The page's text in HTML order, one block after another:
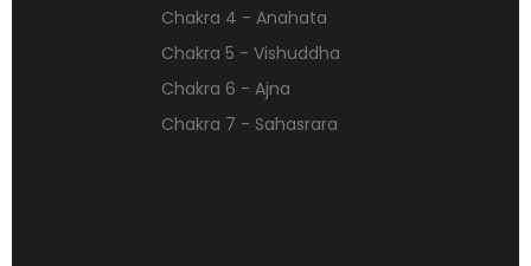
Chakra 4 - Anahata
Chakra 5 - Vishuddha
Chakra 6 - Ajna
Chakra 7 - Sahasrara